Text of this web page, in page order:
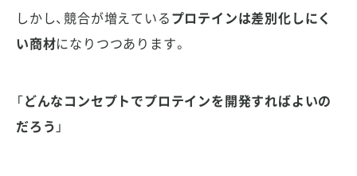
しかし、競合が増えている プロテインは差別化しにく
い商材になりつつあります。
「 どんなコンセプトでプロテインを開発すればよいの
だろう 」